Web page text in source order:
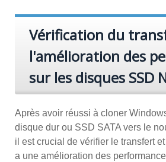
Vérification du
l'amélioration des
sur les disques SSD
Après avoir réussi à cloner
disque dur ou SSD SATA vers le
il est crucial de vérifier le transfert et
a une amélioration des